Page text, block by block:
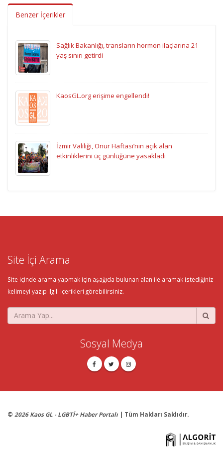
Benzer İçerikler
Sağlık Bakanlığı, transların hormon ilaçlarına 21
yaş sınırı getirdi
KaosGL.org erişime engellendi!
İzmir Valiliği, Onur Haftası’nın açık alan
etkinliklerini üç günlüğüne yasakladı
Site İçi Arama
Site içinde arama yapmak için aşağıda bulunan alan ile aramak istediğiniz
kelimeyi yazıp ilgili içerikleri görebilirsiniz.
Sosyal Medya
© 2026 Kaos GL - LGBTİ+ Haber Portalı | Tüm Hakları Saklıdır.